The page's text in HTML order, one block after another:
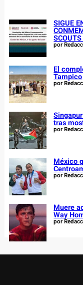
SIGUE
por
El
Tampico
por
tras
por
México
por
Muere
Way
por